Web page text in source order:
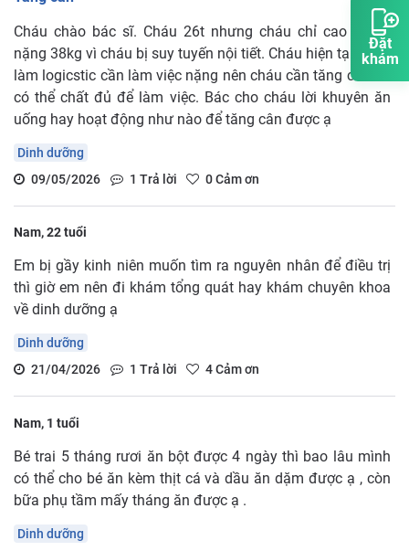
Đặt
khám
Cháu chào bác sĩ. Cháu 26t nhưng cháu chỉ cao 1m55
nặng 38kg vì cháu bị suy tuyến nội tiết. Cháu hiện tại đang
làm logicstic cần làm việc nặng nên cháu cần tăng cân để
có thể chất đủ để làm việc. Bác cho cháu lời khuyên ăn
uống hay hoạt động như nào để tăng cân được ạ
Dinh dưỡng
09/05/2026
1 Trả lời 0Cảm ơn
Nam, 22 tuổi
Em bị gầy kinh niên muốn tìm ra nguyên nhân để điều trị
thì giờ em nên đi khám tổng quát hay khám chuyên khoa
về dinh dưỡng ạ
Dinh dưỡng
21/04/2026
1 Trả lời 4Cảm ơn
Nam, 1 tuổi
Bé trai 5 tháng rươi ăn bột được 4 ngày thì bao lâu mình
có thể cho bé ăn kèm thịt cá và dầu ăn dặm được ạ , còn
bữa phụ tầm mấy tháng ăn được ạ .
Dinh dưỡng